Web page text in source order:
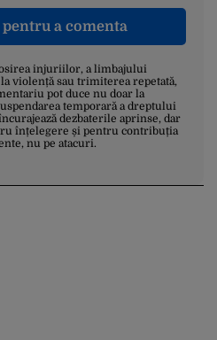
a comenta
injuriilor, a limbajului
violență sau trimiterea repetată,
pot duce nu doar la
temporară a dreptului
dezbaterile aprinse, dar
înțelegere și pentru contribuția
nu pe atacuri.